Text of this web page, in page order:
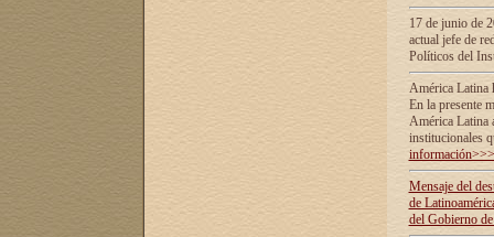
17 de junio de
actual jefe de
Políticos del
América Latina
En la presente
América Latina
institucionales
información>>>
Mensaje del
de
del Gobierno